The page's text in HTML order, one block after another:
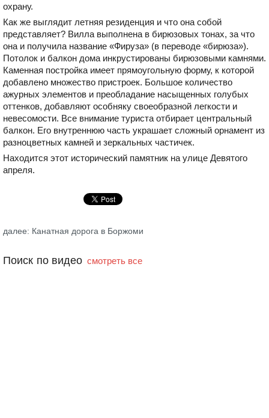
охрану.
Как же выглядит летняя резиденция и что она собой
представляет? Вилла выполнена в бирюзовых тонах, за что
она и получила название «Фируза» (в переводе «бирюза»).
Потолок и балкон дома инкрустированы бирюзовыми камнями.
Каменная постройка имеет прямоугольную форму, к которой
добавлено множество пристроек. Большое количество
ажурных элементов и преобладание насыщенных голубых
оттенков, добавляют особняку своеобразной легкости и
невесомости. Все внимание туриста отбирает центральный
балкон. Его внутреннюю часть украшает сложный орнамент из
разноцветных камней и зеркальных частичек.
Находится этот исторический памятник на улице Девятого
апреля.
далее: Канатная дорога в Боржоми
Поиск по видео смотреть все